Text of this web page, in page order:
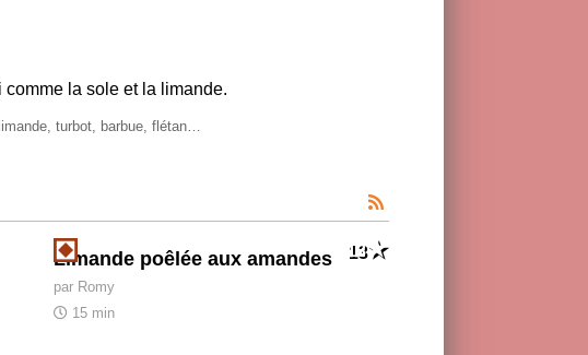
la sole et la limande.
turbot, barbue, flétan…
Limande poêlée aux amandes
par Romy
15 min
13